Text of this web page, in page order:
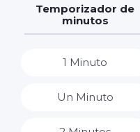
Temporizador de
minutos
1 Minuto
Un Minuto